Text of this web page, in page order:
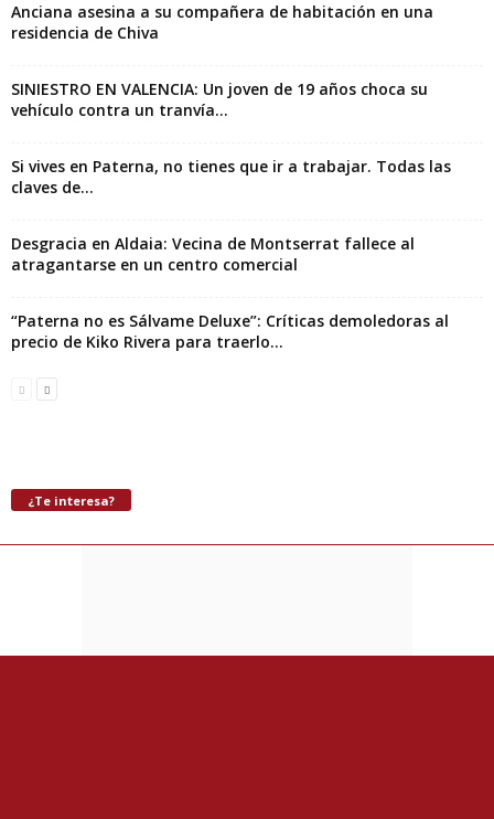
Anciana asesina a su compañera de habitación en una
residencia de Chiva
SINIESTRO EN VALENCIA: Un joven de 19 años choca su
vehículo contra un tranvía...
Si vives en Paterna, no tienes que ir a trabajar. Todas las
claves de...
Desgracia en Aldaia: Vecina de Montserrat fallece al
atragantarse en un centro comercial
“Paterna no es Sálvame Deluxe”: Críticas demoledoras al
precio de Kiko Rivera para traerlo...
¿Te interesa?